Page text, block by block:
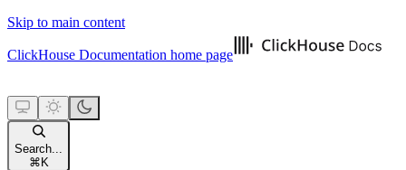
Skip to main content
ClickHouse Documentation home page
Search...
⌘ K